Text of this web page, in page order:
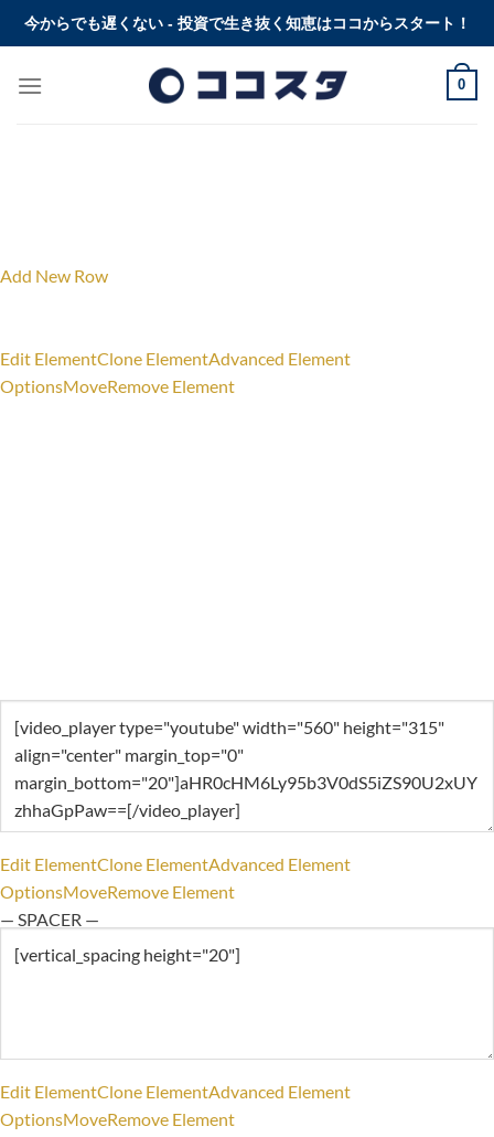
Skip今からでも遅くない - 投資で生き抜く知恵はココからスタート！
0
Add New Row
Edit ElementClone ElementAdvanced Element
OptionsMoveRemove Element
Edit ElementClone ElementAdvanced Element
OptionsMoveRemove Element
— SPACER —
Edit ElementClone ElementAdvanced Element
OptionsMoveRemove Element